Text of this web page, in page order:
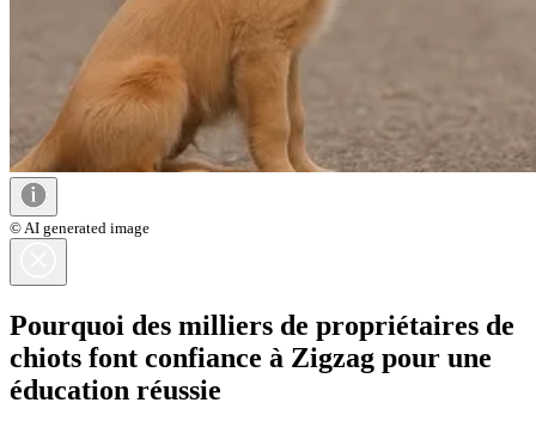
© AI generated image
Pourquoi des milliers de propriétaires de
chiots font confiance à Zigzag pour une
éducation réussie